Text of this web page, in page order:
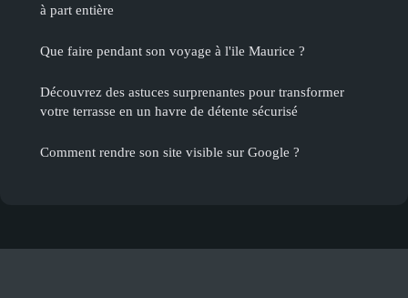
à part entière
Que faire pendant son voyage à l'ile Maurice ?
Découvrez des astuces surprenantes pour transformer
votre terrasse en un havre de détente sécurisé
Comment rendre son site visible sur Google ?